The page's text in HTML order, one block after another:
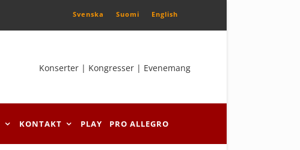
Svenska Suomi English
Konserter | Kongresser | Evenemang
KONTAKT PLAY PRO ALLEGRO